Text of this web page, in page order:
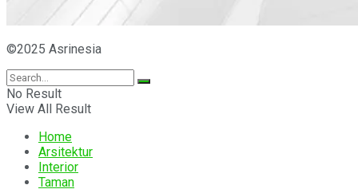
©2025 Asrinesia
No Result
View All Result
Home
Arsitektur
Interior
Taman